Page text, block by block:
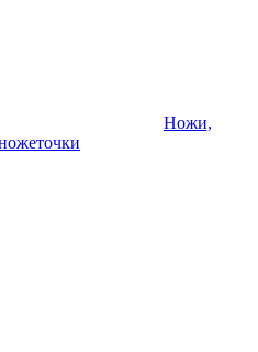
Ножи,